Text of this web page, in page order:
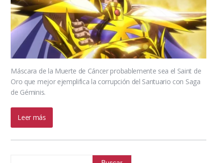
Máscara de la Muerte de Cáncer probablemente sea el Saint de
Oro que mejor ejemplifica la corrupción del Santuario con Saga
de Géminis.
Leer más